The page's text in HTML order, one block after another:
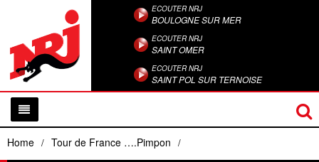
ECOUTER NRJ
BOULOGNE SUR MER
ECOUTER NRJ
SAINT OMER
ECOUTER NRJ
SAINT POL SUR TERNOISE
Home / Tour de France ….Pimpon /